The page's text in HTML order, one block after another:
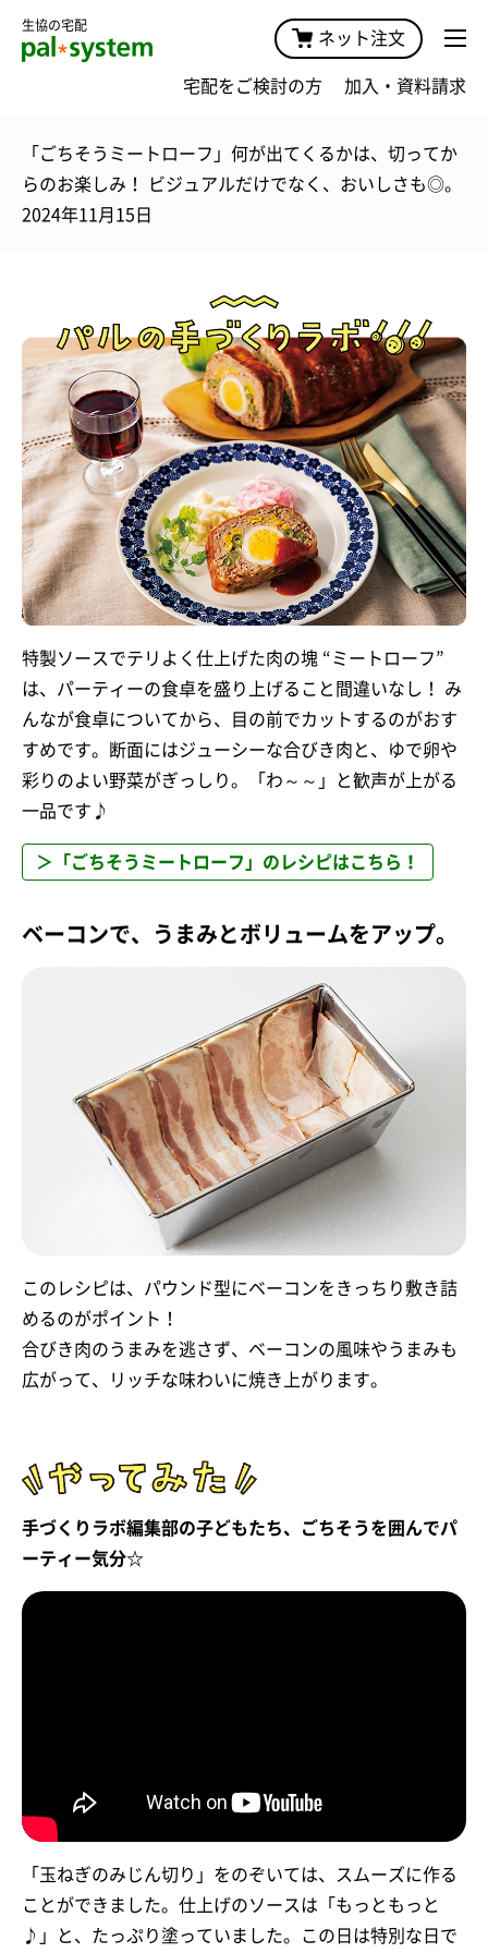
生協の宅配
ネット注文
宅配をご検討の方 加入・資料請求
「ごちそうミートローフ」何が出てくるかは、切ってか
らのお楽しみ！ ビジュアルだけでなく、おいしさも◎。
2024年11月15日
特製ソースでテリよく仕上げた肉の塊 “ミートローフ”
は、パーティーの食卓を盛り上げること間違いなし！ み
んなが食卓についてから、目の前でカットするのがおす
すめです。断面にはジューシーな合びき肉と、ゆで卵や
彩りのよい野菜がぎっしり。「わ～～」と歓声が上がる
一品です♪
＞「ごちそうミートローフ」のレシピはこちら！
ベーコンで、うまみとボリュームをアップ。
このレシピは、パウンド型にベーコンをきっちり敷き詰
めるのがポイント！
合びき肉のうまみを逃さず、ベーコンの風味やうまみも
広がって、リッチな味わいに焼き上がります。
手づくりラボ編集部の子どもたち、ごちそうを囲んでパ
ーティー気分☆
「玉ねぎのみじん切り」をのぞいては、スムーズに作る
ことができました。仕上げのソースは「もっともっと
♪」と、たっぷり塗っていました。この日は特別な日で